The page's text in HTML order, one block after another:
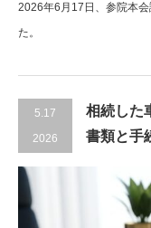
2026年6月17日、参院本
た。
5.17
2026
相続した
書類と手